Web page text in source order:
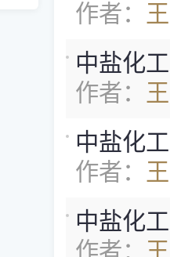
作者：
中盐化
作者：
中盐化
作者：
中盐化
作者：